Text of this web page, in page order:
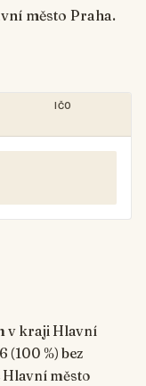
město Praha.
IČO
v kraji Hlavní
(100 %) bez
Hlavní město